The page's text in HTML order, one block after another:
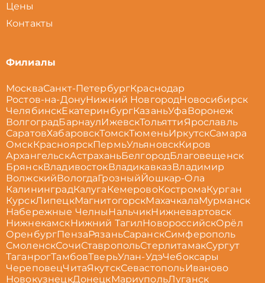
Цены
Контакты
Филиалы
МоскваСанкт-ПетербургКраснодар
Ростов-на-ДонуНижний НовгородНовосибирск
ЧелябинскЕкатеринбургКазаньУфа Воронеж
ВолгоградБарнаулИжевскТольяттиЯрославль
СаратовХабаровскТомскТюменьИркутскСамара
ОмскКрасноярскПермьУльяновскКиров
АрхангельскАстраханьБелгородБлаговещенск
БрянскВладивостокВладикавказВладимир
ВолжскийВологдаГрозныйЙошкар-Ола
КалининградКалуга КемеровоКостромаКурган
КурскЛипецкМагнитогорскМахачкалаМурманск
Набережные Челны НальчикНижневартовск
НижнекамскНижний ТагилНовороссийскОрёл
ОренбургПензаРязаньСаранскСимферополь
СмоленскСочиСтавропольСтерлитамакСургут
ТаганрогТамбовТверьУлан-УдэЧебоксары
ЧереповецЧитаЯкутскСевастопольИваново
НовокузнецкДонецкМариупольЛуганск